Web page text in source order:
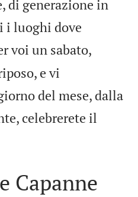
di generazione in
i luoghi dove
voi un sabato,
e vi
del mese, dalla
celebrerete il
Capanne